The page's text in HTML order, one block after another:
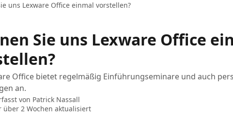
uns Lexware Office einmal vorstellen?
Sie uns Lexware Office
Office bietet regelmäßig Einführungseminare und auch
an.
von Patrick Nassall
über 2 Wochen aktualisiert